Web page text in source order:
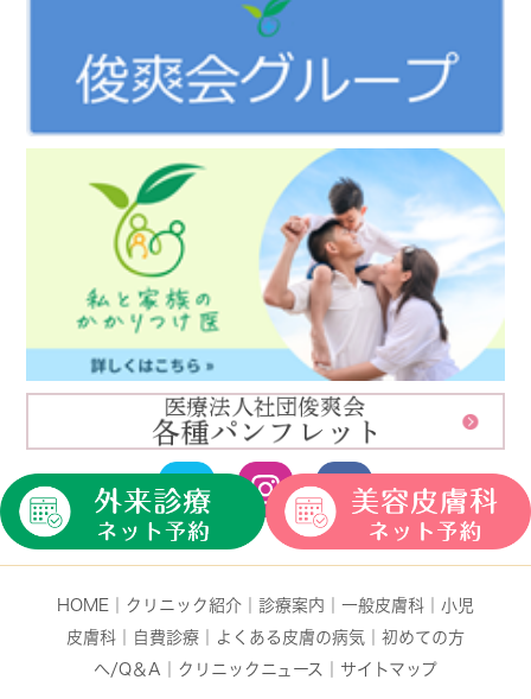
HOME クリニック紹介 診療案内 一般皮膚科
小児
皮膚科
自費診療 よくある皮膚の病気
初めての方
へ/Q＆A
クリニックニュース サイトマップ